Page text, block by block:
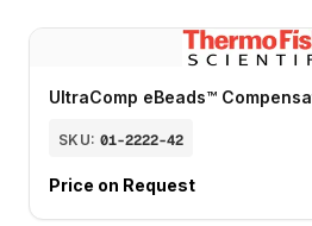
UltraComp eBeads™
SKU: 01-2222-42
Price on Request